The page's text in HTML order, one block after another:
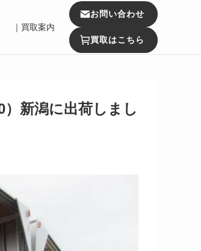
｜買取案内
お問い合わせ
買取はこちら
新潟に出荷しまし